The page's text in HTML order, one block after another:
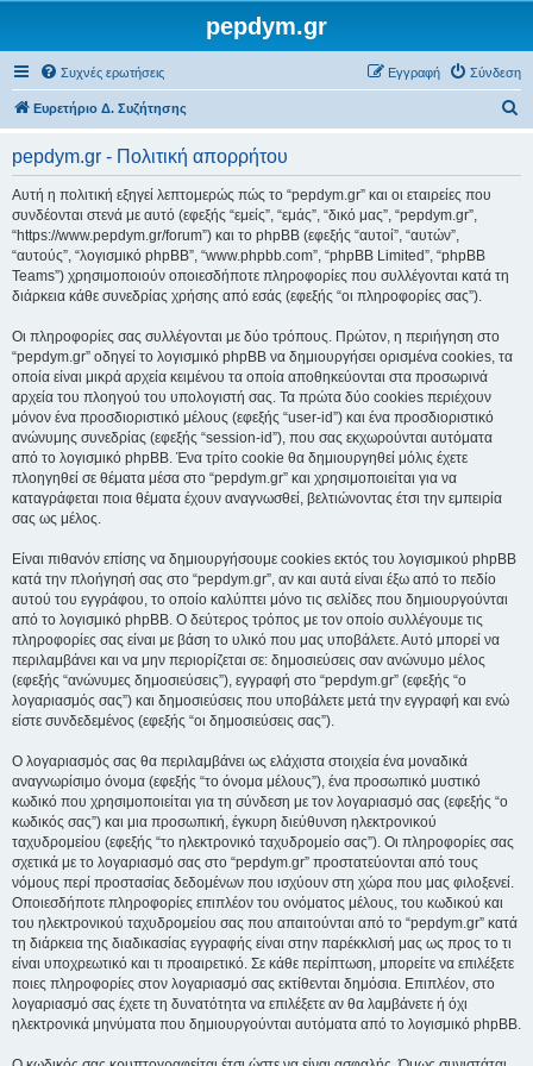
pepdym.gr
Συχνές ερωτήσεις Σύνδεση
Εγγραφή
Ευρετήριο Δ. Συζήτησης
pepdym.gr - Πολιτική απορρήτου
Αυτή η πολιτική εξηγεί λεπτομερώς πώς το “pepdym.gr” και οι εταιρείες που
συνδέονται στενά με αυτό (εφεξής “εμείς”, “εμάς”, “δικό μας”, “pepdym.gr”,
“https://www.pepdym.gr/forum”) και το phpBB (εφεξής “αυτοί”, “αυτών”,
“αυτούς”, “λογισμικό phpBB”, “www.phpbb.com”, “phpBB Limited”, “phpBB
Teams”) χρησιμοποιούν οποιεσδήποτε πληροφορίες που συλλέγονται κατά τη
διάρκεια κάθε συνεδρίας χρήσης από εσάς (εφεξής “οι πληροφορίες σας”).
Οι πληροφορίες σας συλλέγονται με δύο τρόπους. Πρώτον, η περιήγηση στο
“pepdym.gr” οδηγεί το λογισμικό phpBB να δημιουργήσει ορισμένα cookies, τα
οποία είναι μικρά αρχεία κειμένου τα οποία αποθηκεύονται στα προσωρινά
αρχεία του πλοηγού του υπολογιστή σας. Τα πρώτα δύο cookies περιέχουν
μόνον ένα προσδιοριστικό μέλους (εφεξής “user-id”) και ένα προσδιοριστικό
ανώνυμης συνεδρίας (εφεξής “session-id”), που σας εκχωρούνται αυτόματα
από το λογισμικό phpBB. Ένα τρίτο cookie θα δημιουργηθεί μόλις έχετε
πλοηγηθεί σε θέματα μέσα στο “pepdym.gr” και χρησιμοποιείται για να
καταγράφεται ποια θέματα έχουν αναγνωσθεί, βελτιώνοντας έτσι την εμπειρία
σας ως μέλος.
Είναι πιθανόν επίσης να δημιουργήσουμε cookies εκτός του λογισμικού phpBB
κατά την πλοήγησή σας στο “pepdym.gr”, αν και αυτά είναι έξω από το πεδίο
αυτού του εγγράφου, το οποίο καλύπτει μόνο τις σελίδες που δημιουργούνται
από το λογισμικό phpBB. Ο δεύτερος τρόπος με τον οποίο συλλέγουμε τις
πληροφορίες σας είναι με βάση το υλικό που μας υποβάλετε. Αυτό μπορεί να
περιλαμβάνει και να μην περιορίζεται σε: δημοσιεύσεις σαν ανώνυμο μέλος
(εφεξής “ανώνυμες δημοσιεύσεις”), εγγραφή στο “pepdym.gr” (εφεξής “ο
λογαριασμός σας”) και δημοσιεύσεις που υποβάλετε μετά την εγγραφή και ενώ
είστε συνδεδεμένος (εφεξής “οι δημοσιεύσεις σας”).
Ο λογαριασμός σας θα περιλαμβάνει ως ελάχιστα στοιχεία ένα μοναδικά
αναγνωρίσιμο όνομα (εφεξής “το όνομα μέλους”), ένα προσωπικό μυστικό
κωδικό που χρησιμοποιείται για τη σύνδεση με τον λογαριασμό σας (εφεξής “ο
κωδικός σας”) και μια προσωπική, έγκυρη διεύθυνση ηλεκτρονικού
ταχυδρομείου (εφεξής “το ηλεκτρονικό ταχυδρομείο σας”). Οι πληροφορίες σας
σχετικά με το λογαριασμό σας στο “pepdym.gr” προστατεύονται από τους
νόμους περί προστασίας δεδομένων που ισχύουν στη χώρα που μας φιλοξενεί.
Οποιεσδήποτε πληροφορίες επιπλέον του ονόματος μέλους, του κωδικού και
του ηλεκτρονικού ταχυδρομείου σας που απαιτούνται από το “pepdym.gr” κατά
τη διάρκεια της διαδικασίας εγγραφής είναι στην παρέκκλισή μας ως προς το τι
είναι υποχρεωτικό και τι προαιρετικό. Σε κάθε περίπτωση, μπορείτε να επιλέξετε
ποιες πληροφορίες στον λογαριασμό σας εκτίθενται δημόσια. Επιπλέον, στο
λογαριασμό σας έχετε τη δυνατότητα να επιλέξετε αν θα λαμβάνετε ή όχι
ηλεκτρονικά μηνύματα που δημιουργούνται αυτόματα από το λογισμικό phpBB.